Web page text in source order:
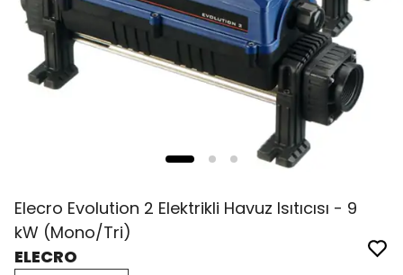
Elecro Evolution 2 Elektrikli Havuz Isıtıcısı - 9
kW (Mono/Tri)
ELECRO